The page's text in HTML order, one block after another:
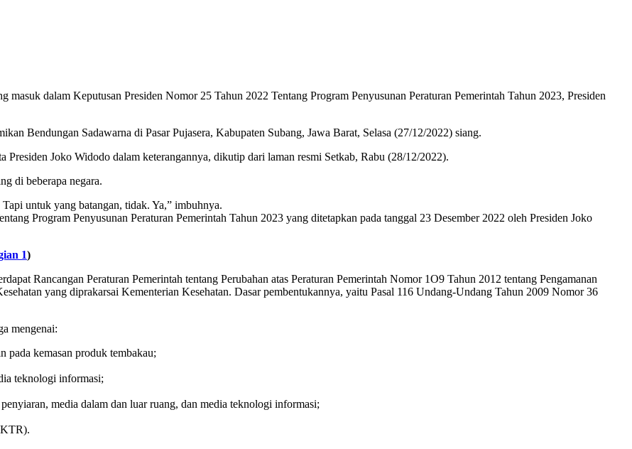
masuk dalam Keputusan Presiden Nomor 25 Tahun 2022 Tentang Program Penyusunan Peraturan Pemerintah Tahun 2023, Presiden
Bendungan Sadawarna di Pasar Pujasera, Kabupaten Subang, Jawa Barat, Selasa (27/12/2022) siang.
Presiden Joko Widodo dalam keterangannya, dikutip dari laman resmi Setkab, Rabu (28/12/2022).
di beberapa negara.
untuk yang batangan, tidak. Ya,” imbuhnya.
Program Penyusunan Peraturan Pemerintah Tahun 2023 yang ditetapkan pada tanggal 23 Desember 2022 oleh Presiden Joko
1)
Rancangan Peraturan Pemerintah tentang Perubahan atas Peraturan Pemerintah Nomor 1O9 Tahun 2012 tentang Pengamanan
yang diprakarsai Kementerian Kesehatan. Dasar pembentukannya, yaitu Pasal 116 Undang-Undang Tahun 2009 Nomor 36
mengenai:
pada kemasan produk tembakau;
teknologi informasi;
media dalam dan luar ruang, dan media teknologi informasi;